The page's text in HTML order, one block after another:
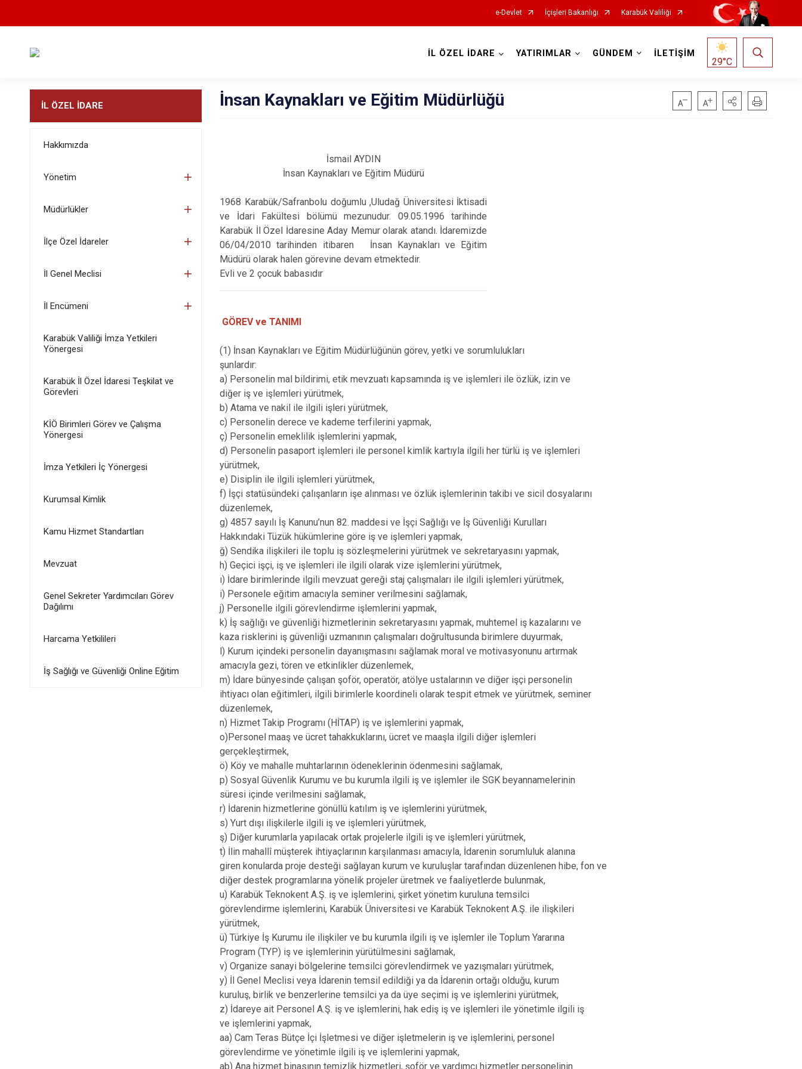
e-Devlet İçişleri Bakanlığı Karabük Valiliği
İL ÖZEL İDARE YATIRIMLAR GÜNDEM İLETİŞİM
29°C
İL ÖZEL İDARE
Hakkımızda
Yönetim
Müdürlükler
İlçe Özel İdareler
İl Genel Meclisi
İl Encümeni
Karabük Valiliği İmza Yetkileri
Yönergesi
Karabük İl Özel İdaresi Teşkilat ve
Görevleri
KİÖ Birimleri Görev ve Çalışma
Yönergesi
İmza Yetkileri İç Yönergesi
Kurumsal Kimlik
Kamu Hizmet Standartları
Mevzuat
Genel Sekreter Yardımcıları Görev
Dağılımı
Harcama Yetkilileri
İş Sağlığı ve Güvenliği Online Eğitim
İnsan Kaynakları ve Eğitim Müdürlüğü
İsmail AYDIN
İnsan Kaynakları ve Eğitim Müdürü
1968 Karabük/Safranbolu doğumlu ,Uludağ Üniversitesi İktisadi
ve İdari Fakültesi bölümü mezunudur. 09.05.1996 tarihinde
Karabük İl Özel İdaresine Aday Memur olarak atandı. İdaremizde
06/04/2010 tarihinden itibaren İnsan Kaynakları ve Eğitim
Müdürü olarak halen görevine devam etmektedir.
Evli ve 2 çocuk babasıdır
GÖREV ve TANIMI
(1) İnsan Kaynakları ve Eğitim Müdürlüğünün görev, yetki ve sorumlulukları
şunlardır:
a) Personelin mal bildirimi, etik mevzuatı kapsamında iş ve işlemleri ile özlük, izin ve
diğer iş ve işlemleri yürütmek,
b) Atama ve nakil ile ilgili işleri yürütmek,
c) Personelin derece ve kademe terfilerini yapmak,
ç) Personelin emeklilik işlemlerini yapmak,
d) Personelin pasaport işlemleri ile personel kimlik kartıyla ilgili her türlü iş ve işlemleri
yürütmek,
e) Disiplin ile ilgili işlemleri yürütmek,
f) İşçi statüsündeki çalışanların işe alınması ve özlük işlemlerinin takibi ve sicil dosyalarını
düzenlemek,
g) 4857 sayılı İş Kanunu’nun 82. maddesi ve İşçi Sağlığı ve İş Güvenliği Kurulları
Hakkındaki Tüzük hükümlerine göre iş ve işlemleri yapmak,
ğ) Sendika ilişkileri ile toplu iş sözleşmelerini yürütmek ve sekretaryasını yapmak,
h) Geçici işçi, iş ve işlemleri ile ilgili olarak vize işlemlerini yürütmek,
ı) İdare birimlerinde ilgili mevzuat gereği staj çalışmaları ile ilgili işlemleri yürütmek,
i) Personele eğitim amacıyla seminer verilmesini sağlamak,
j) Personelle ilgili görevlendirme işlemlerini yapmak,
k) İş sağlığı ve güvenliği hizmetlerinin sekretaryasını yapmak, muhtemel iş kazalarını ve
kaza risklerini iş güvenliği uzmanının çalışmaları doğrultusunda birimlere duyurmak,
l) Kurum içindeki personelin dayanışmasını sağlamak moral ve motivasyonunu artırmak
amacıyla gezi, tören ve etkinlikler düzenlemek,
m) İdare bünyesinde çalışan şoför, operatör, atölye ustalarının ve diğer işçi personelin
ihtiyacı olan eğitimleri, ilgili birimlerle koordineli olarak tespit etmek ve yürütmek, seminer
düzenlemek,
n) Hizmet Takip Programı (HİTAP) iş ve işlemlerini yapmak,
o)Personel maaş ve ücret tahakkuklarını, ücret ve maaşla ilgili diğer işlemleri
gerçekleştirmek,
ö) Köy ve mahalle muhtarlarının ödeneklerinin ödenmesini sağlamak,
p) Sosyal Güvenlik Kurumu ve bu kurumla ilgili iş ve işlemler ile SGK beyannamelerinin
süresi içinde verilmesini sağlamak,
r) İdarenin hizmetlerine gönüllü katılım iş ve işlemlerini yürütmek,
s) Yurt dışı ilişkilerle ilgili iş ve işlemleri yürütmek,
ş) Diğer kurumlarla yapılacak ortak projelerle ilgili iş ve işlemleri yürütmek,
t) İlin mahallî müşterek ihtiyaçlarının karşılanması amacıyla, İdarenin sorumluluk alanına
giren konularda proje desteği sağlayan kurum ve kuruluşlar tarafından düzenlenen hibe, fon ve
diğer destek programlarına yönelik projeler üretmek ve faaliyetlerde bulunmak,
u) Karabük Teknokent A.Ş. iş ve işlemlerini, şirket yönetim kuruluna temsilci
görevlendirme işlemlerini, Karabük Üniversitesi ve Karabük Teknokent A.Ş. ile ilişkileri
yürütmek,
ü) Türkiye İş Kurumu ile ilişkiler ve bu kurumla ilgili iş ve işlemler ile Toplum Yararına
Program (TYP) iş ve işlemlerinin yürütülmesini sağlamak,
v) Organize sanayi bölgelerine temsilci görevlendirmek ve yazışmaları yürütmek,
y) İl Genel Meclisi veya İdarenin temsil edildiği ya da İdarenin ortağı olduğu, kurum
kuruluş, birlik ve benzerlerine temsilci ya da üye seçimi iş ve işlemlerini yürütmek,
z) İdareye ait Personel A.Ş. iş ve işlemlerini, hak ediş iş ve işlemleri ile yönetimle ilgili iş
ve işlemlerini yapmak,
aa) Cam Teras Bütçe İçi İşletmesi ve diğer işletmelerin iş ve işlemlerini, personel
görevlendirme ve yönetimle ilgili iş ve işlemlerini yapmak,
ab) Ana hizmet binasının temizlik hizmetleri, şoför ve yardımcı hizmetler personelinin